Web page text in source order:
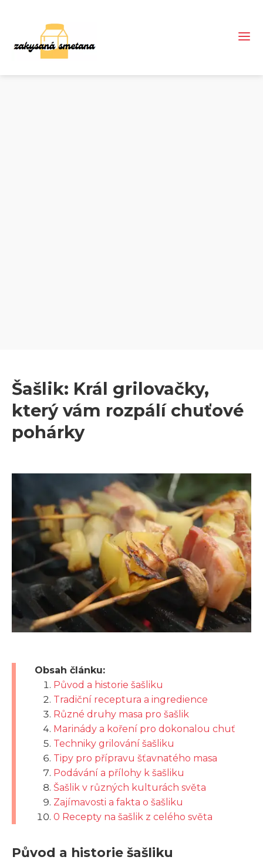
Šašlik: Král grilovačky,
který vám rozpálí chuťové
pohárky
Obsah článku:
Původ a historie šašliku
Tradiční receptura a ingredience
Různé druhy masa pro šašlik
Marinády a koření pro dokonalou chuť
Techniky grilování šašliku
Tipy pro přípravu šťavnatého masa
Podávání a přílohy k šašliku
Šašlik v různých kulturách světa
Zajímavosti a fakta o šašliku
0 Recepty na šašlik z celého světa
Původ a historie šašliku